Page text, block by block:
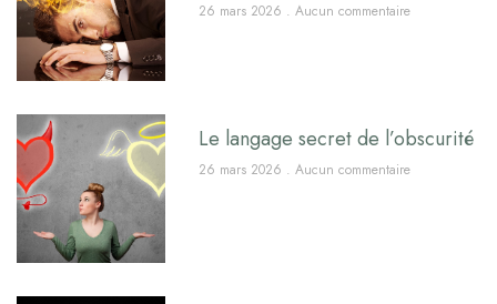
26 mars 2026 Aucun commentaire
Le langage secret de l’obscurité
26 mars 2026 Aucun commentaire